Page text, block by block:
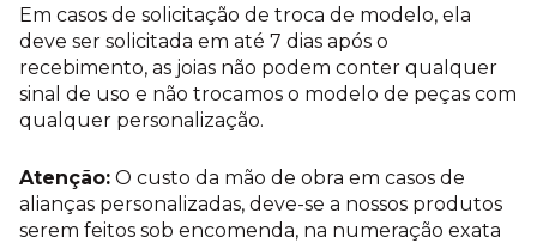
Em casos de solicitação de troca de modelo, ela
deve ser solicitada em até 7 dias após o
recebimento, as joias não podem conter qualquer
sinal de uso e não trocamos o modelo de peças com
qualquer personalização.
Atenção: O custo da mão de obra em casos de
alianças personalizadas, deve-se a nossos produtos
serem feitos sob encomenda, na numeração exata